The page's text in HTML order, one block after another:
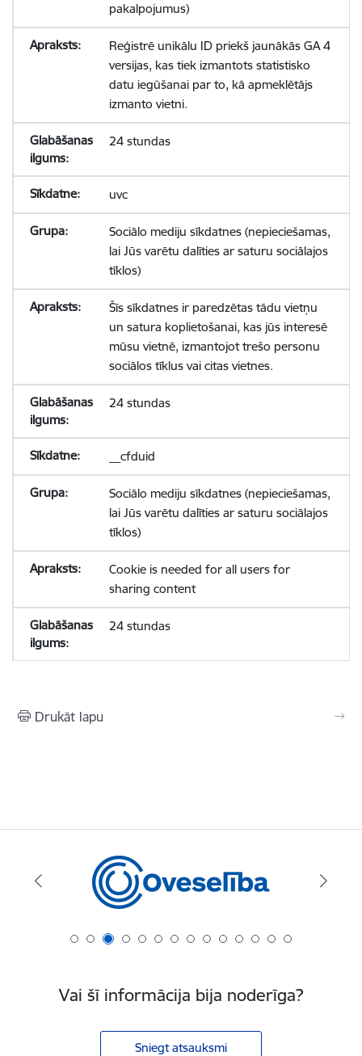
pakalpojumus)
Reģistrē unikālu ID priekš jaunākās GA 4
versijas, kas tiek izmantots statistisko
datu iegūšanai par to, kā apmeklētājs
izmanto vietni.
24 stundas
uvc
Sociālo mediju sīkdatnes (nepieciešamas,
lai Jūs varētu dalīties ar saturu sociālajos
tīklos)
Šīs sīkdatnes ir paredzētas tādu vietņu
un satura koplietošanai, kas jūs interesē
mūsu vietnē, izmantojot trešo personu
sociālos tīklus vai citas vietnes.
24 stundas
__cfduid
Sociālo mediju sīkdatnes (nepieciešamas,
lai Jūs varētu dalīties ar saturu sociālajos
tīklos)
Cookie is needed for all users for
sharing content
24 stundas
Drukāt lapu
Vai šī informācija bija noderīga?
Sniegt atsauksmi